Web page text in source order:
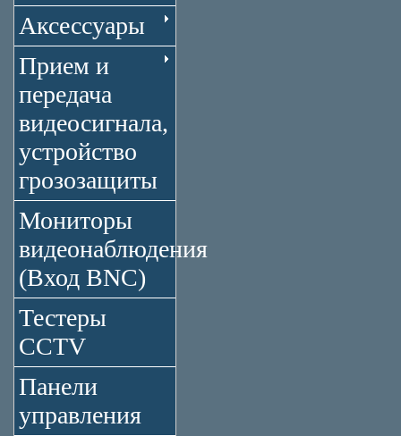
Аксессуары
Прием и
передача
видеосигнала,
устройство
грозозащиты
Мониторы
видеонаблюдения
(Вход BNC)
Тестеры
CCTV
Панели
управления